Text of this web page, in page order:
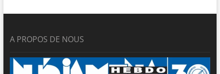
A PROPOS DE NOUS